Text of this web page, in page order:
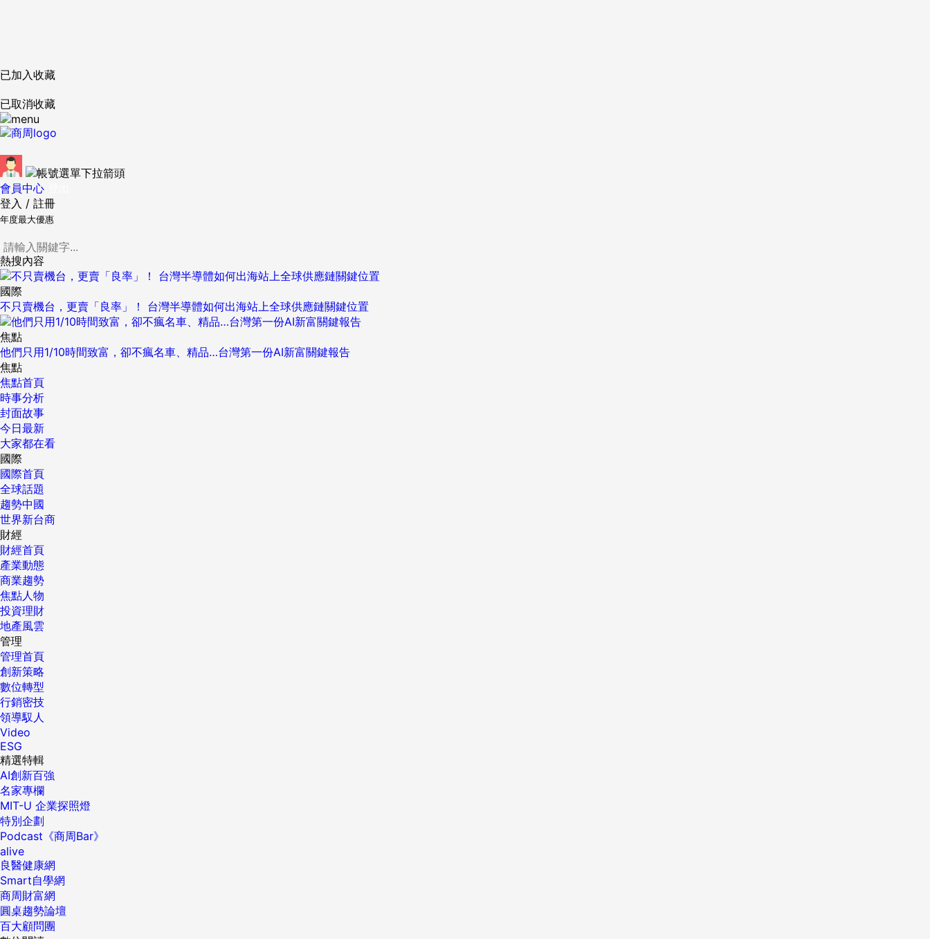
已加入收藏
已取消收藏
會員中心
登入 / 註冊
年度最大優惠
熱搜內容
國際
不只賣機台，更賣「良率」！ 台灣半導體如何出海站上全球供應鏈關鍵位置
焦點
他們只用1/10時間致富，卻不瘋名車、精品…台灣第一份AI新富關鍵報告
焦點
焦點首頁
時事分析
封面故事
今日最新
大家都在看
國際
國際首頁
全球話題
趨勢中國
世界新台商
財經
財經首頁
產業動態
商業趨勢
焦點人物
投資理財
地產風雲
管理
管理首頁
創新策略
數位轉型
行銷密技
領導馭人
Video
ESG
精選特輯
AI創新百強
名家專欄
MIT-U 企業探照燈
特別企劃
Podcast《商周Bar》
alive
良醫健康網
Smart自學網
商周財富網
圓桌趨勢論壇
百大顧問團